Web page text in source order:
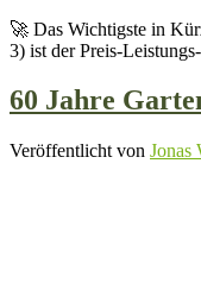
🚀 Das Wichtigste in
3) ist der Preis-
60 Jahre
Veröffentlicht von Jonas